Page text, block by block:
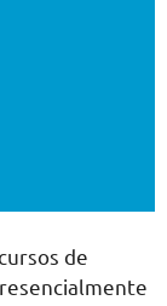
de